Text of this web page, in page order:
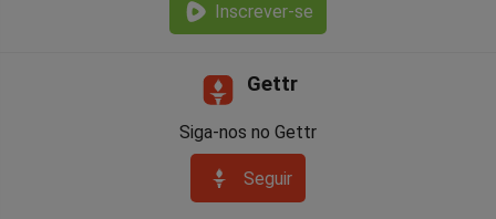
Inscrever-se
Gettr
Siga-nos no Gettr
Seguir